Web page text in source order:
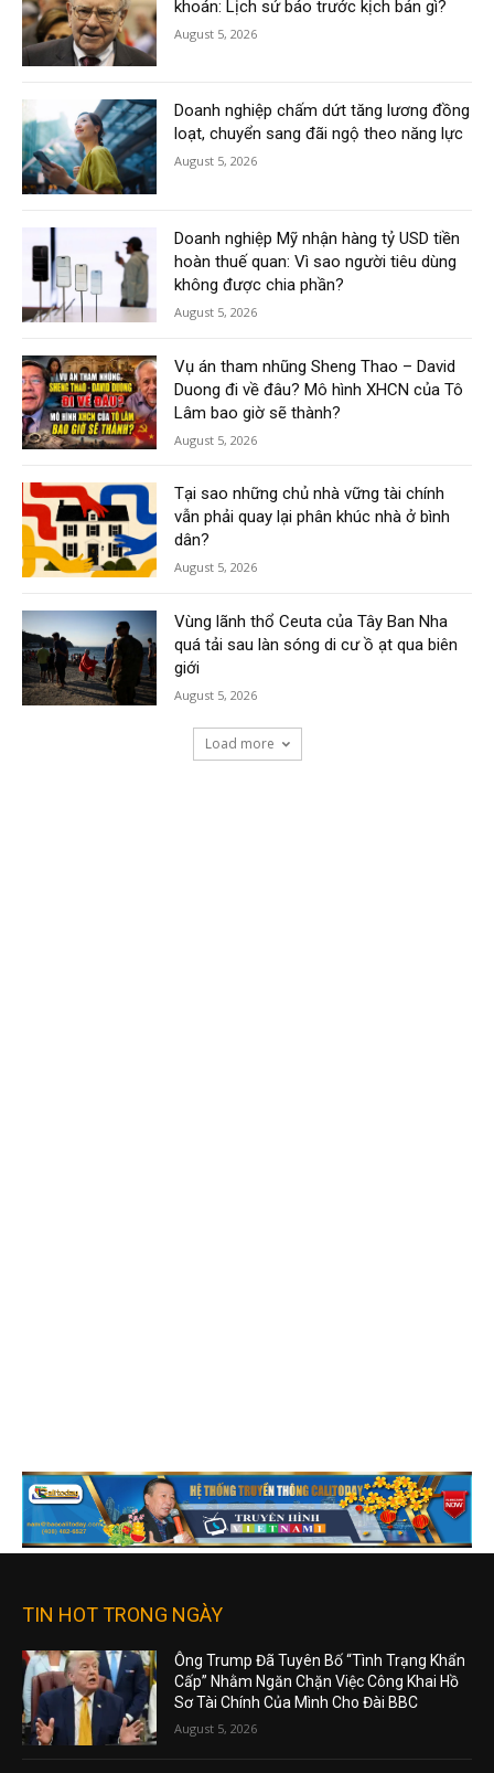
khoán: Lịch sử báo trước kịch bản gì?
August 5, 2026
Doanh nghiệp chấm dứt tăng lương đồng
loạt, chuyển sang đãi ngộ theo năng lực
August 5, 2026
Doanh nghiệp Mỹ nhận hàng tỷ USD tiền
hoàn thuế quan: Vì sao người tiêu dùng
không được chia phần?
August 5, 2026
Vụ án tham nhũng Sheng Thao – David
Duong đi về đâu? Mô hình XHCN của Tô
Lâm bao giờ sẽ thành?
August 5, 2026
Tại sao những chủ nhà vững tài chính
vẫn phải quay lại phân khúc nhà ở bình
dân?
August 5, 2026
Vùng lãnh thổ Ceuta của Tây Ban Nha
quá tải sau làn sóng di cư ồ ạt qua biên
giới
August 5, 2026
Load more
TIN HOT TRONG NGÀY
Ông Trump Đã Tuyên Bố “Tình Trạng Khẩn
Cấp” Nhằm Ngăn Chặn Việc Công Khai Hồ
Sơ Tài Chính Của Mình Cho Đài BBC
August 5, 2026